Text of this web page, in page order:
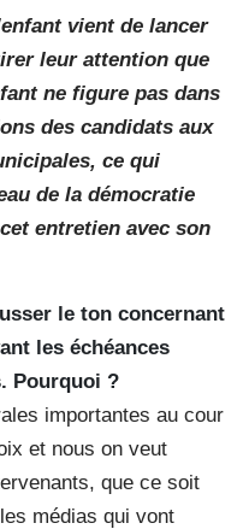
vient de lancer
leur attention que
ne figure pas dans
des candidats aux
ce qui
de la démocratie
entretien avec son
le ton concernant
les échéances
Pourquoi ?
importantes au cour
et nous on veut
que ce soit
médias qui vont